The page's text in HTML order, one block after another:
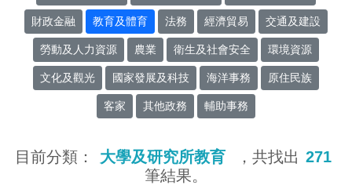
財政金融 教育及體育 法務 經濟貿易 交通及建設
勞動及人力資源 農業 衛生及社會安全 環境資源
文化及觀光 國家發展及科技 海洋事務 原住民族
客家 其他政務 輔助事務
目前分類： 大學及研究所教育 ，共找出 271
筆結果。